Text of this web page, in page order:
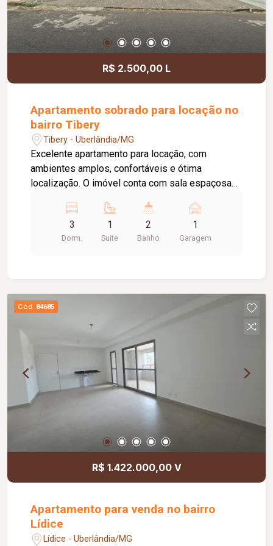
R$ 2.500,00 L
Apartamento sobrado para locação no
bairro Tibery
Tibery - Uberlândia/MG
Excelente apartamento para locação, com
ambientes amplos, confortáveis e ótima
localização. O imóvel conta com sala espaçosa
cooktop e mesa fixa em pedra, além de área de
serviço ampla e funcional. São 03 quartos, sendo
01 suíte climatizada com ar-condicionado,
privilegiada, próxima a diversos comércios,
serviços e principais vias de acesso, o imóvel
fica a apenas 03 minutos do Parque do Sabiá,
garantindo praticidade e qualidade de vida para
sua rotina. Não perca essa oportunidade! Agende
sua visita e venha conhecer seu novo lar.
3
Dorm.
1
Suite
2
Banho
1
Garagem
Cód. 84685
R$ 1.422.000,00 V
Apartamento para venda no bairro
Lídice
Lídice - Uberlândia/MG